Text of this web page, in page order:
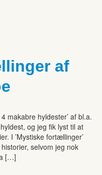
af
makabre hyldester’ af bl.a.
og jeg fik lyst til at
I ’Mystiske fortællinger’
selvom jeg nok
[…]